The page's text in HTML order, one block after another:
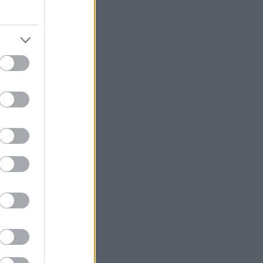
– a to i
týmu.
v